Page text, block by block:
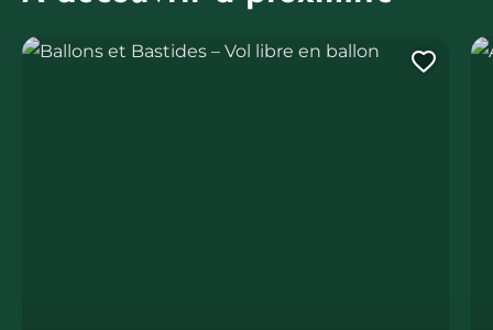
Ballons et Bastides – Vol libre en ballon